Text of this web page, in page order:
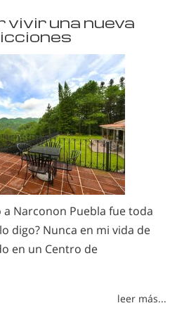
vivir una nueva
Narconon Puebla fue toda
digo? Nunca en mi vida de
en un Centro de
leer más...